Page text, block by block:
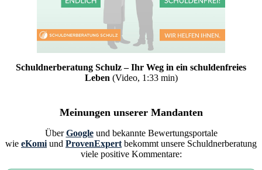
Schuldnerberatung Schulz – Ihr Weg in ein schuldenfreies
Leben (Video, 1:33 min)
Meinungen unserer Mandanten
ÜberGoogleund bekannte Bewertungsportale
wie eKomi und ProvenExpert bekommt unsere Schuldnerberatung
viele positive Kommentare: